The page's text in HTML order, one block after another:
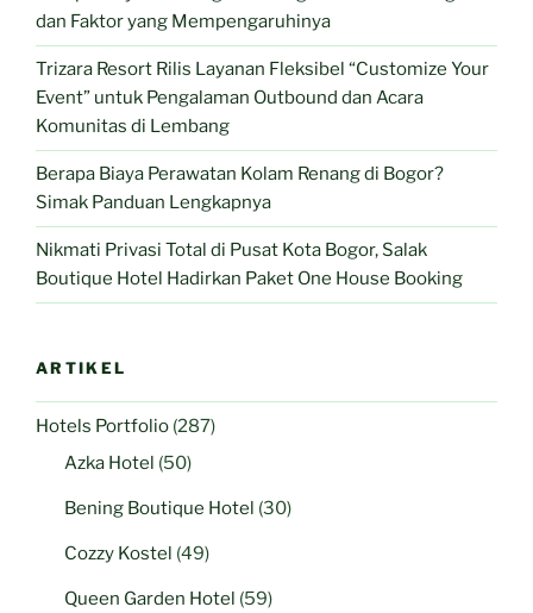
dan Faktor yang Mempengaruhinya
Trizara Resort Rilis Layanan Fleksibel “Customize Your
Event” untuk Pengalaman Outbound dan Acara
Komunitas di Lembang
Berapa Biaya Perawatan Kolam Renang di Bogor?
Simak Panduan Lengkapnya
Nikmati Privasi Total di Pusat Kota Bogor, Salak
Boutique Hotel Hadirkan Paket One House Booking
ARTIKEL
Hotels Portfolio (287)
Azka Hotel (50)
Bening Boutique Hotel (30)
Cozzy Kostel (49)
Queen Garden Hotel (59)